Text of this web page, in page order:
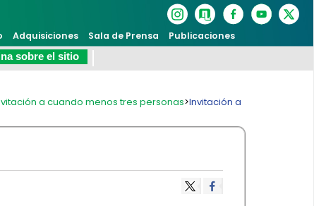
Adquisiciones Sala de Prensa Publicaciones
sobre el sitio
a cuando menos tres personas>Invitación a